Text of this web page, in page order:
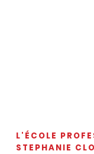
L'ÉCOLE
STEPHANIE